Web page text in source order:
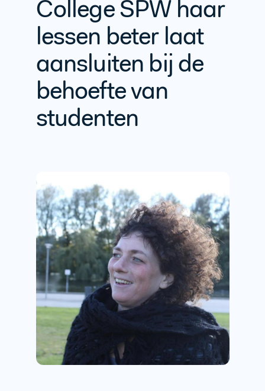
College SPW haar
lessen beter laat
aansluiten bij de
behoefte van
studenten